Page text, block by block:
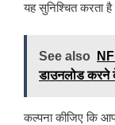
यह सुनिश्चित करता
See also
डाउनलोड करने
कल्पना कीजिए कि